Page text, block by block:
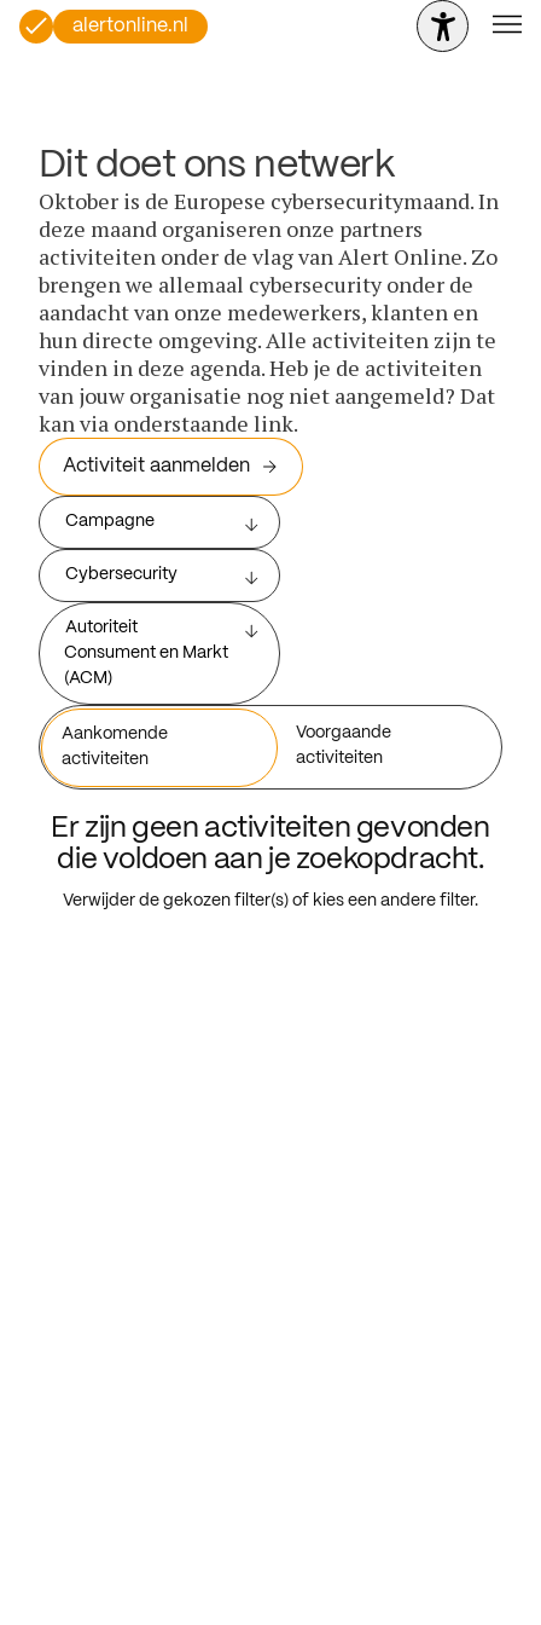
alertonline.nl
Dit doet ons netwerk
Oktober is de Europese cybersecuritymaand. In
deze maand organiseren onze partners
activiteiten onder de vlag van Alert Online. Zo
brengen we allemaal cybersecurity onder de
aandacht van onze medewerkers, klanten en
hun directe omgeving. Alle activiteiten zijn te
vinden in deze agenda. Heb je de activiteiten
van jouw organisatie nog niet aangemeld? Dat
kan via onderstaande link.
Activiteit aanmelden
Campagne
Cybersecurity
Autoriteit
Consument en Markt
(ACM)
Aankomende
activiteiten
Voorgaande
activiteiten
Er zijn geen activiteiten gevonden
die voldoen aan je zoekopdracht.
Verwijder de gekozen filter(s) of kies een andere filter.